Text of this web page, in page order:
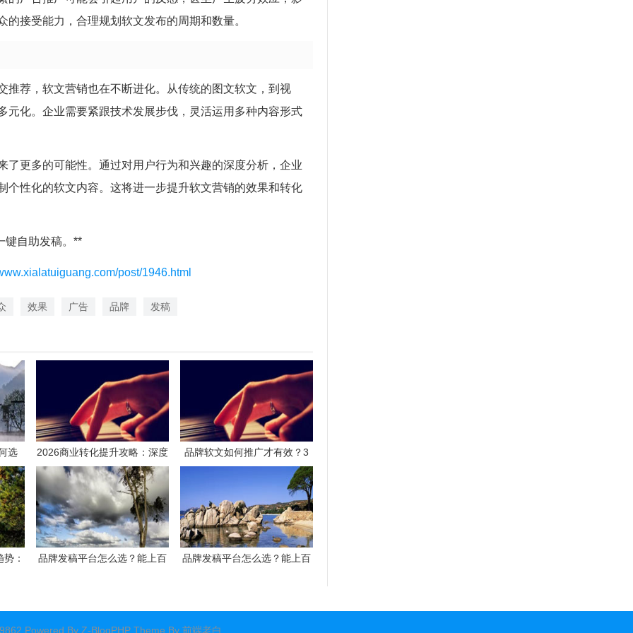
接受能力，合理规划软文发布的周期和数量。
推荐，软文营销也在不断进化。从传统的图文软文，到视
元化。企业需要紧跟技术发展步伐，灵活运用多种内容形式
更多的可能性。通过对用户行为和兴趣的深度分析，企业
个性化的软文内容。这将进一步提升软文营销的效果和转化
键自助发稿。**
post/1946.html
效果 广告 品牌 发稿
选
谱
2026商业转化提升攻略：深度
测评如何选择高效媒体发稿供
应商
品牌软文如何推广才有效？3
步方案与实战思路分享
：
品牌发稿平台怎么选？能上百
品牌发稿平台怎么选？能上百
Powered By Z-BlogPHP Theme By 前端老白